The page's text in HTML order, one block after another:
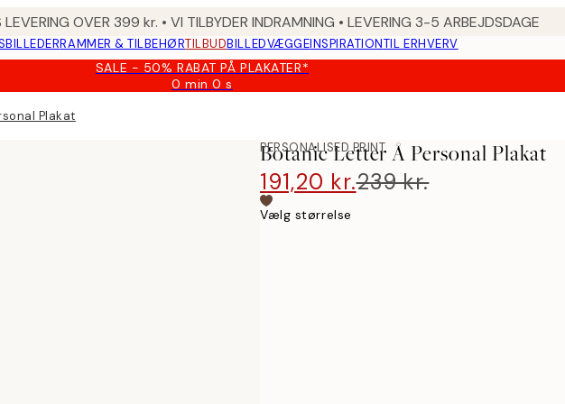
LEVERING OVER 399 kr. • VI TILBYDER INDRAMNING • LEVERING 3-5 ARBEJDSDAGE
RAMMER & TILBEHØRTILBUDBILLEDVÆGGEINSPIRATIONTIL ERHVERV
SALE - 50% RABAT PÅ PLAKATER*
0 min0 s
Gyldig
Plakat
PERSONALISED PRINT
Botanic Letter Å Personal Plakat
191,20 kr.239 kr.
Vælg størrelse